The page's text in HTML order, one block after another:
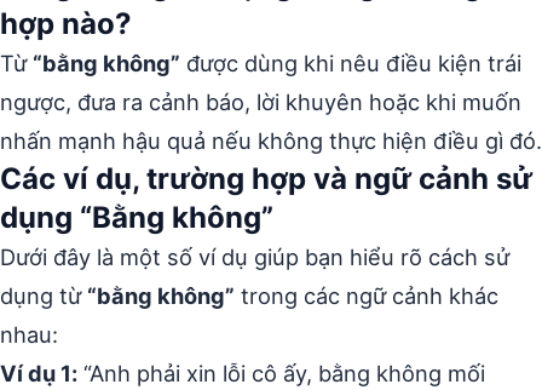
hợp nào?
Từ “bằng không” được dùng khi nêu điều kiện trái
ngược, đưa ra cảnh báo, lời khuyên hoặc khi muốn
nhấn mạnh hậu quả nếu không thực hiện điều gì đó.
Các ví dụ, trường hợp và ngữ cảnh sử
dụng “Bằng không”
Dưới đây là một số ví dụ giúp bạn hiểu rõ cách sử
dụng từ “bằng không” trong các ngữ cảnh khác
nhau:
Ví dụ 1: “Anh phải xin lỗi cô ấy, bằng không mối